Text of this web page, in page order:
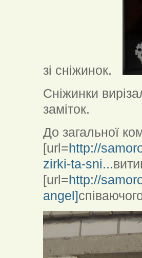
зі сніжинок.
Сніжинки
заміток.
До загальної
[url=http://
zirki-ta-sni...
[url=http://
angel]